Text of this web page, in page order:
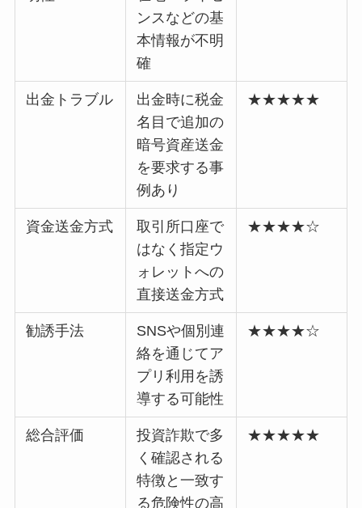
ンスなどの基
本情報が不明
確
出金トラブル
出金時に税金
名目で追加の
暗号資産送金
を要求する事
例あり
★★★★★
資金送金方式
取引所口座で
はなく指定ウ
ォレットへの
直接送金方式
★★★★☆
勧誘手法
SNSや個別連
絡を通じてア
プリ利用を誘
導する可能性
★★★★☆
総合評価
投資詐欺で多
く確認される
特徴と一致す
る危険性の高
★★★★★